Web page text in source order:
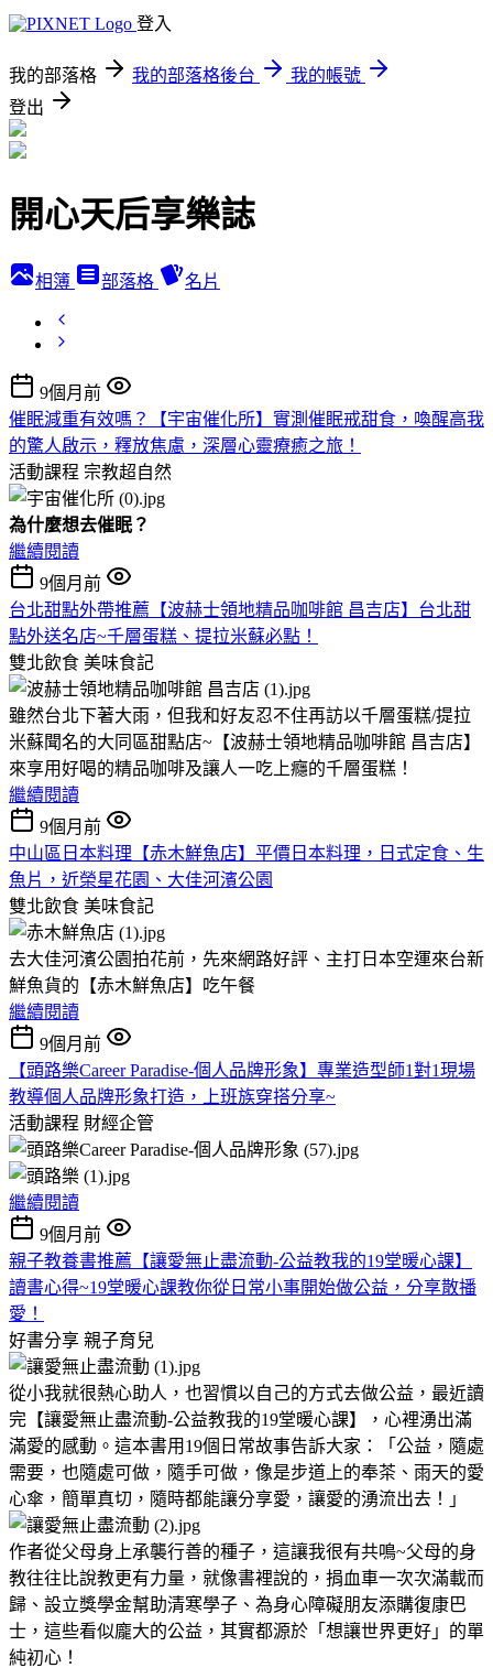
登入
我的部落格 我的部落格後台
我的帳號
登出
開心天后享樂誌
相簿 部落格 名片
9個月前
催眠減重有效嗎？【宇宙催化所】實測催眠戒甜食，喚醒高我
的驚人啟示，釋放焦慮，深層心靈療癒之旅！
活動課程 宗教超自然
為什麼想去催眠？
繼續閱讀
9個月前
台北甜點外帶推薦【波赫士領地精品咖啡館 昌吉店】台北甜
點外送名店~千層蛋糕、提拉米蘇必點！
雙北飲食 美味食記
雖然台北下著大雨，但我和好友忍不住再訪以千層蛋糕/提拉
米蘇聞名的大同區甜點店~【波赫士領地精品咖啡館 昌吉店】
來享用好喝的精品咖啡及讓人一吃上癮的千層蛋糕！
繼續閱讀
9個月前
中山區日本料理【赤木鮮魚店】平價日本料理，日式定食、生
魚片，近榮星花園、大佳河濱公園
雙北飲食 美味食記
去大佳河濱公園拍花前，先來網路好評、主打日本空運來台新
鮮魚貨的【赤木鮮魚店】吃午餐
繼續閱讀
9個月前
【頭路樂Career Paradise-個人品牌形象】專業造型師1對1現場
教導個人品牌形象打造，上班族穿搭分享~
活動課程 財經企管
繼續閱讀
9個月前
親子教養書推薦【讓愛無止盡流動-公益教我的19堂暖心課】
讀書心得~19堂暖心課教你從日常小事開始做公益，分享散播
愛！
好書分享 親子育兒
從小我就很熱心助人，也習慣以自己的方式去做公益，最近讀
完【讓愛無止盡流動-公益教我的19堂暖心課】，心裡湧出滿
滿愛的感動。這本書用19個日常故事告訴大家：「公益，隨處
需要，也隨處可做，隨手可做，像是步道上的奉茶、雨天的愛
心傘，簡單真切，隨時都能讓分享愛，讓愛的湧流出去！」
作者從父母身上承襲行善的種子，這讓我很有共鳴~父母的身
教往往比說教更有力量，就像書裡說的，捐血車一次次滿載而
歸、設立獎學金幫助清寒學子、為身心障礙朋友添購復康巴
士，這些看似龐大的公益，其實都源於「想讓世界更好」的單
純初心！